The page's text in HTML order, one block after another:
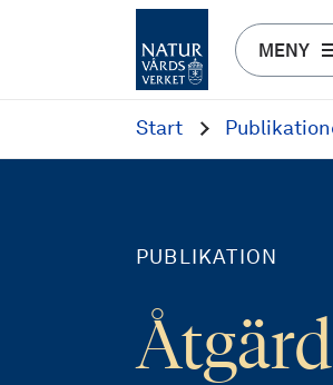
MENY
Start
PUBLIKATION